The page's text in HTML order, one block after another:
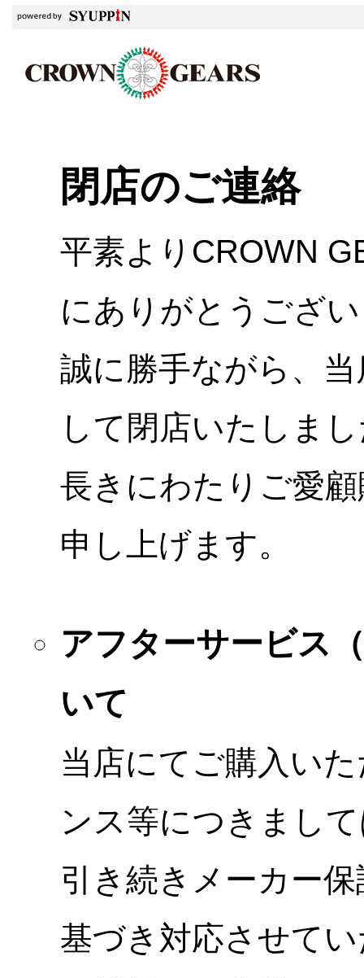
閉店のご連絡
平素よりCROWN
にありがとうござ
誠に勝手ながら、
して閉店いたしま
長きにわたりご愛
申し上げます。
アフターサービス
いて
当店にてご購入い
ンス等につきまし
引き続きメーカー
基づき対応させて